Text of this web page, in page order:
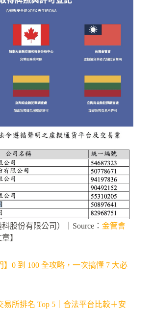
股份有限公司）｜Source：金管會
】
】0 到 100 全攻略，一次搞懂 7 大必
易所排名 Top 5｜合法平台比較＋安